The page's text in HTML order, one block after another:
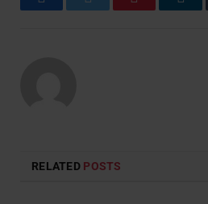
FacebookTwitter Pinterest
RELATED POSTS